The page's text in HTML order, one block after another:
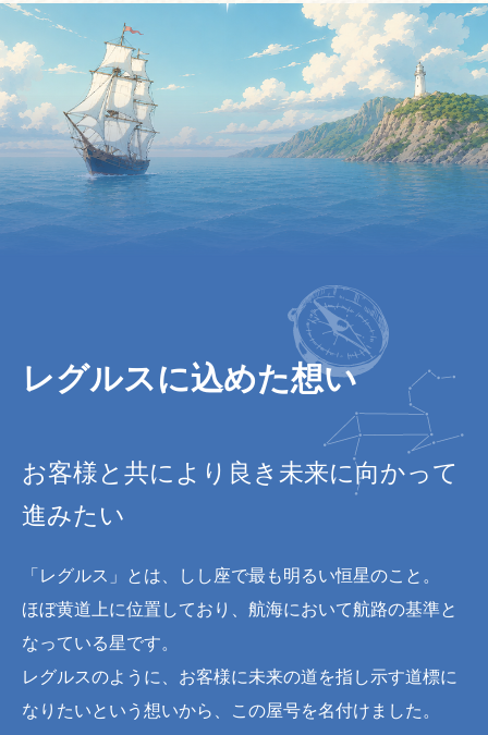
レグルスに込めた想い
お客様と共により良き未来に向かって
進みたい
「レグルス」とは、しし座で最も明るい恒星のこと。
ほぼ黄道上に位置しており、航海において航路の基準と
なっている星です。
レグルスのように、お客様に未来の道を指し示す道標に
なりたいという想いから、この屋号を名付けました。